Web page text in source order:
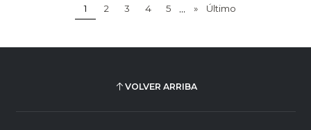
1 2 3 4 5 ... » Último
VOLVER ARRIBA